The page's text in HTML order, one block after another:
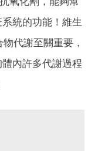
統的功能！維生
代謝至關重要，
內許多代謝過程